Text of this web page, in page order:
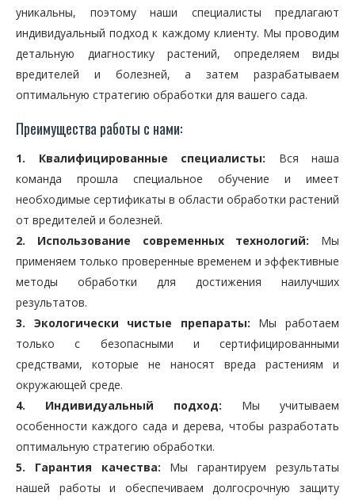
уникальны, поэтому наши специалисты предлагают
индивидуальный подход к каждому клиенту. Мы проводим
детальную диагностику растений, определяем виды
вредителей и болезней, а затем разрабатываем
оптимальную стратегию обработки для вашего сада.
Преимущества работы с нами:
1. Квалифицированные специалисты: Вся наша
команда прошла специальное обучение и имеет
необходимые сертификаты в области обработки растений
от вредителей и болезней.
2. Использование современных технологий: Мы
применяем только проверенные временем и эффективные
методы обработки для достижения наилучших
результатов.
3. Экологически чистые препараты: Мы работаем
только с безопасными и сертифицированными
средствами, которые не наносят вреда растениям и
окружающей среде.
4. Индивидуальный подход: Мы учитываем
особенности каждого сада и дерева, чтобы разработать
оптимальную стратегию обработки.
5. Гарантия качества: Мы гарантируем результаты
нашей работы и обеспечиваем долгосрочную защиту